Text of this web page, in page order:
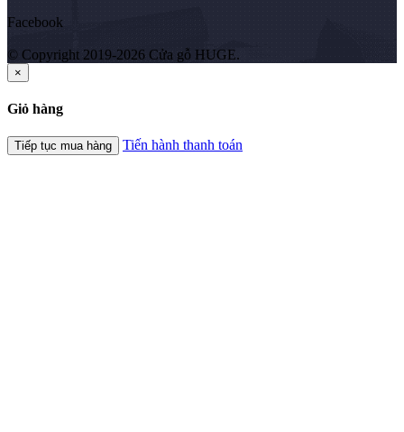
Facebook
© Copyright 2019-2026 Cửa gỗ HUGE.
×
Giỏ hàng
Tiếp tục mua hàng Tiến hành thanh toán